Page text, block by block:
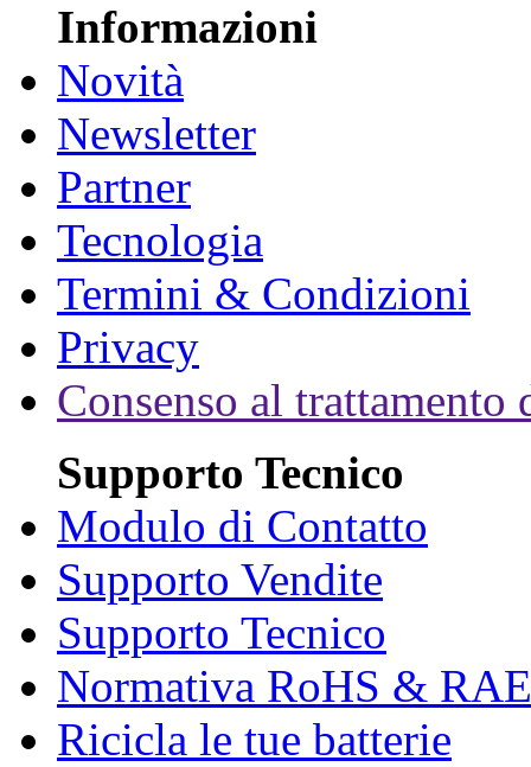
Informazioni
Novità
Newsletter
Partner
Tecnologia
Termini & Condizioni
Privacy
Consenso al trattamento
Supporto Tecnico
Modulo di Contatto
Supporto Vendite
Supporto Tecnico
Normativa RoHS &
Ricicla le tue batterie